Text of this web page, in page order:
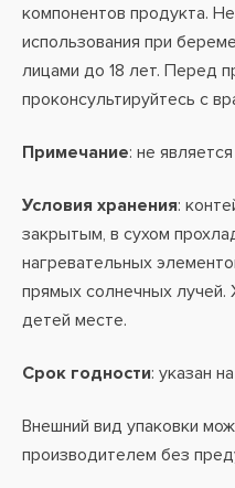
компонентов продукта.
использования при
лицами до 18 лет. Перед
проконсультируйтесь с
Примечание: не
Условия хранения:
закрытым, в сухом
нагревательных
прямых солнечных лучей.
детей месте.
Срок годности: указан
Внешний вид упаковки
производителем без